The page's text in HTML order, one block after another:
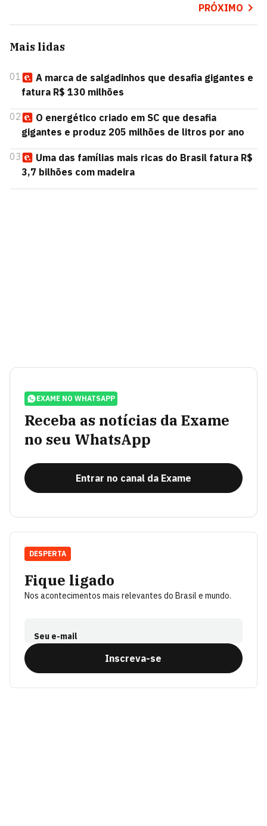
PRÓXIMO
Mais lidas
01
A marca de salgadinhos que desafia gigantes e
fatura R$ 130 milhões
02
O energético criado em SC que desafia
gigantes e produz 205 milhões de litros por ano
03
Uma das famílias mais ricas do Brasil fatura R$
3,7 bilhões com madeira
EXAME NO WHATSAPP
Receba as notícias da Exame
no seu WhatsApp
Entrar no canal da Exame
Fique ligado
Nos acontecimentos mais relevantes do Brasil e mundo.
Seu e-mail
Inscreva-se
DESPERTA